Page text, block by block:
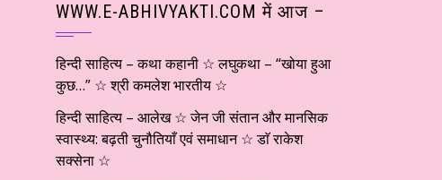
WWW.E-ABHIVYAKTI.COM में आज –
हिन्दी साहित्य – कथा कहानी ☆ लघुकथा – “खोया हुआ
कुछ…” ☆ श्री कमलेश भारतीय ☆
हिन्दी साहित्य – आलेख ☆ जेन जी संतान और मानसिक
स्वास्थ्य: बढ़ती चुनौतियाँ एवं समाधान ☆ डाॅ राकेश
सक्सेना ☆